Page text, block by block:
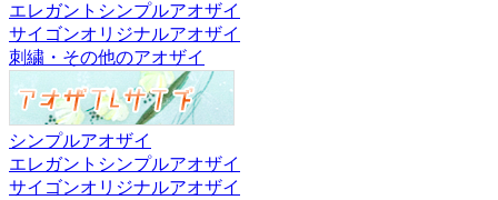
エレガントシンプルアオザイ
サイゴンオリジナルアオザイ
刺繍・その他のアオザイ
シンプルアオザイ
エレガントシンプルアオザイ
サイゴンオリジナルアオザイ